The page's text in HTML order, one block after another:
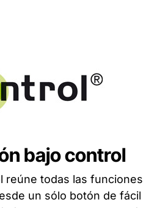
bajo control
reúne todas las funciones
un sólo botón de fácil